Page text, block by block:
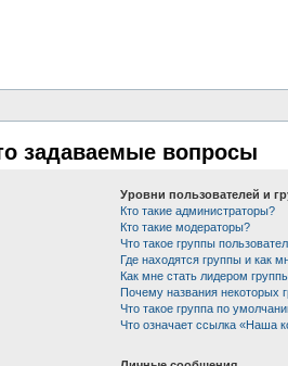
задаваемые вопросы
Уровни пользователей и
Кто такие администраторы?
Кто такие модераторы?
Что такое группы
Где находятся группы и как
Как мне стать лидером
Почему названия некоторых
Что такое группа по
Что означает ссылка «Наша